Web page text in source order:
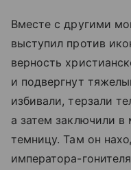
Вместе с другими
выступил против
верность
и подвергнут
избивали, терзали
а затем заключили
темницу. Там он
императора-